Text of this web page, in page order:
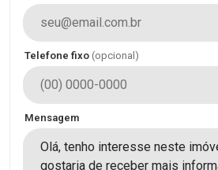
Telefone fixo (opcional)
Mensagem